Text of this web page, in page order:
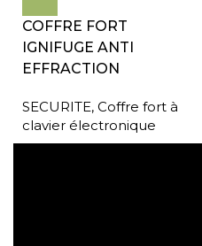
COFFRE FORT
IGNIFUGE ANTI
EFFRACTION
SECURITE, Coffre fort à
clavier électronique